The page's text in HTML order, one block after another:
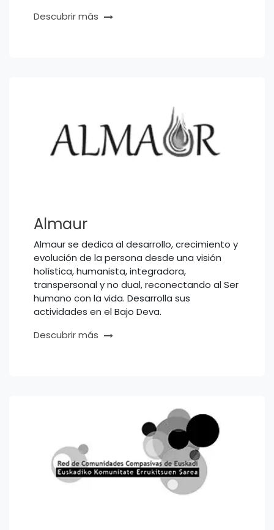
Descubrir más
Almaur
Almaur se dedica al desarrollo, crecimiento y
evolución de la persona desde una visión
holística, humanista, integradora,
transpersonal y no dual, reconectando al Ser
humano con la vida. Desarrolla sus
actividades en el Bajo Deva.
Descubrir más